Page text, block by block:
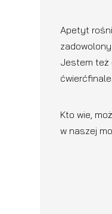
Apetyt
Jestem też
Kto wie,
w naszej